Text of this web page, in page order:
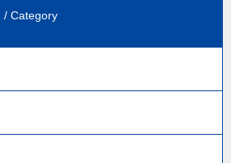
/ Category